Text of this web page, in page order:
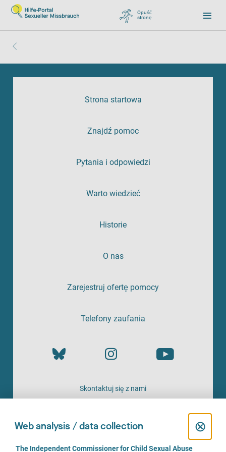
Opuść
stronę
Strona startowa
Znajdź pomoc
Pytania i odpowiedzi
Warto wiedzieć
Historie
O nas
Zarejestruj ofertę pomocy
Telefony zaufania
Skontaktuj się z nami
OFERTA
Web analysis / data collection ⊗
C
l
C
The Independent Commissioner for Child Sexual Abuse